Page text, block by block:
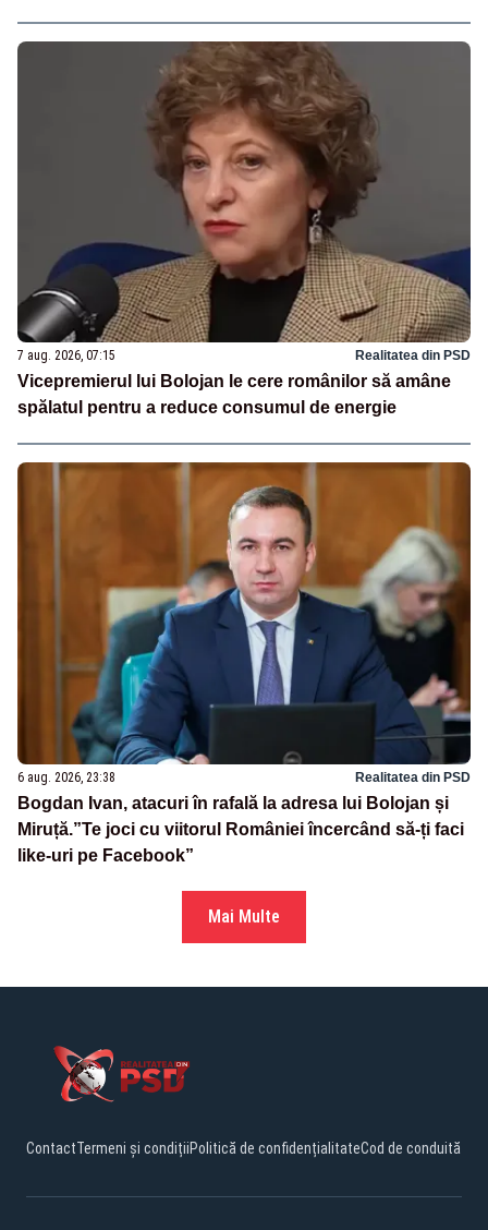
7 aug. 2026, 07:15 Realitatea din PSD
Vicepremierul lui Bolojan le cere românilor să amâne
spălatul pentru a reduce consumul de energie
6 aug. 2026, 23:38 Realitatea din PSD
Bogdan Ivan, atacuri în rafală la adresa lui Bolojan și
Miruță.”Te joci cu viitorul României încercând să-ți faci
like-uri pe Facebook”
Mai Multe
ContactTermeni și condițiiPolitică de confidențialitateCod de conduită